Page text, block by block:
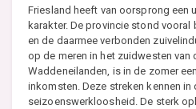
Friesland heeft van oorsprong een
karakter. De provincie stond
en de daarmee verbonden
op de meren in het zuidwesten van
Waddeneilanden, is in de zomer
inkomsten. Deze streken kennen in
seizoenswerkloosheid. De sterk